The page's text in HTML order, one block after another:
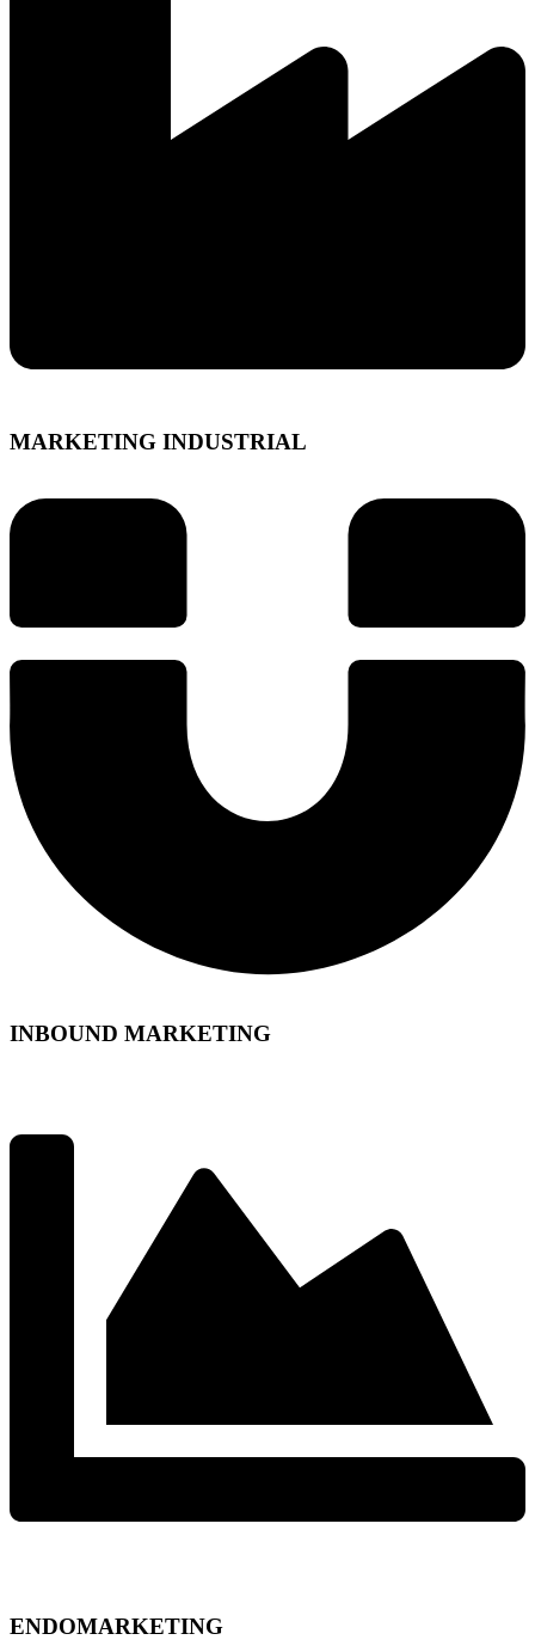
MARKETING INDUSTRIAL
INBOUND MARKETING
ENDOMARKETING